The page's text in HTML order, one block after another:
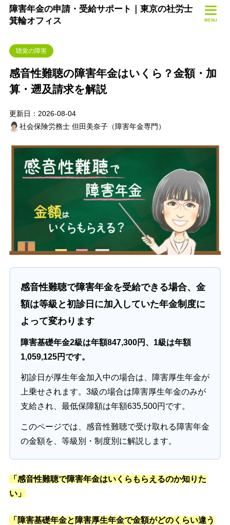
障害年金の申請・受給サポート｜東京の社労士
箕輪オフィス
MENU
聴覚の障害
感音性難聴の障害年金はいくら？金額・加
算・遡及請求を解説
更新日：2026-08-04
社会保険労務士 但田美奈子（障害年金専門）
感音性難聴で障害年金を受給できる場合、金
額は等級と初診日に加入していた年金制度に
よって変わります
障害基礎年金2級は年額847,300円、1級は年額
1,059,125円です。
初診日が厚生年金加入中の場合は、障害厚生年金が
上乗せされます。3級の場合は障害厚生年金のみが
支給され、最低保障額は年額635,500円です。
このページでは、感音性難聴で受け取れる障害年金
の金額を、等級別・制度別に解説します。
「感音性難聴で障害年金はいくらもらえるのか知りた
い」
「障害基礎年金と障害厚生年金で金額がどのくらい違う